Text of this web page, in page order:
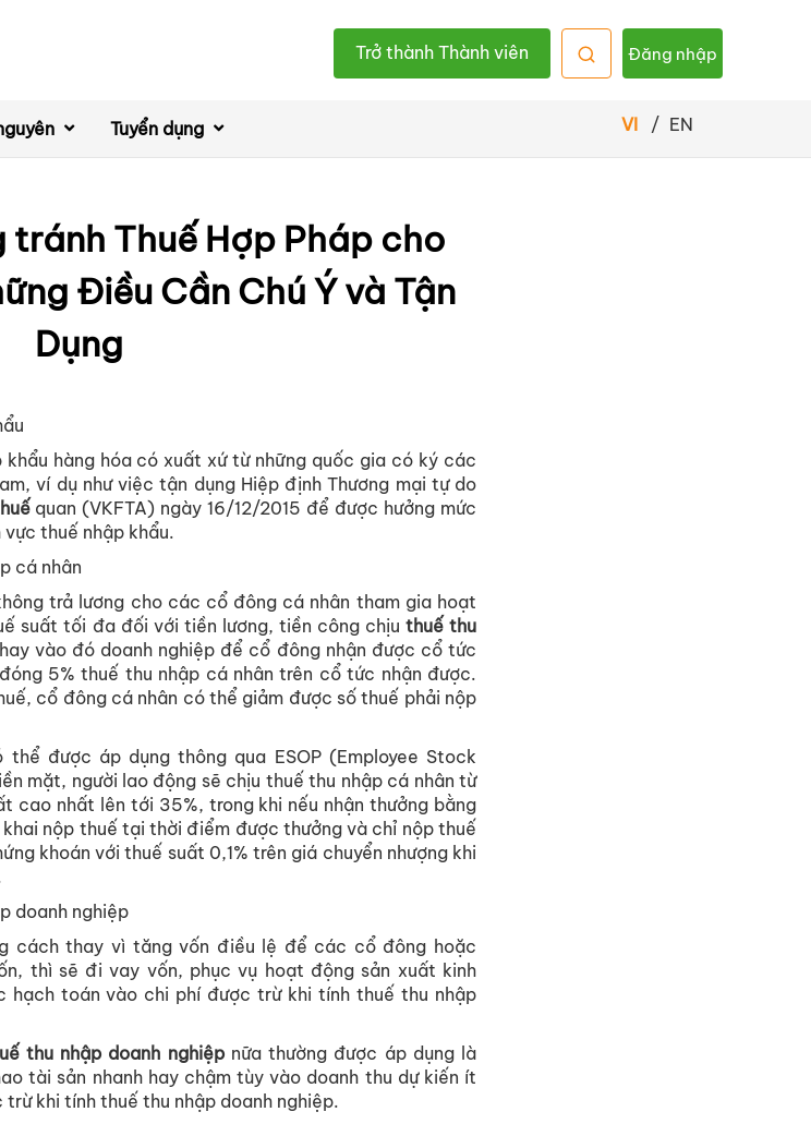
Trở thành Thành viên Đăng nhập
Tuyển dụng VI / EN
tránh Thuế Hợp Pháp cho
Điều Cần Chú Ý và Tận
Dụng
khẩu hàng hóa có xuất xứ từ những quốc gia có ký các
ví dụ như việc tận dụng Hiệp định Thương mại tự do
quan (VKFTA) ngày 16/12/2015 để được hưởng mức
vực thuế nhập khẩu.
cá nhân
trả lương cho các cổ đông cá nhân tham gia hoạt
suất tối đa đối với tiền lương, tiền công chịu thuế thu
vào đó doanh nghiệp để cổ đông nhận được cổ tức
5% thuế thu nhập cá nhân trên cổ tức nhận được.
cổ đông cá nhân có thể giảm được số thuế phải nộp
được áp dụng thông qua ESOP (Employee Stock
mặt, người lao động sẽ chịu thuế thu nhập cá nhân từ
cao nhất lên tới 35%, trong khi nếu nhận thưởng bằng
nộp thuế tại thời điểm được thưởng và chỉ nộp thuế
khoán với thuế suất 0,1% trên giá chuyển nhượng khi
doanh nghiệp
cách thay vì tăng vốn điều lệ để các cổ đông hoặc
thì sẽ đi vay vốn, phục vụ hoạt động sản xuất kinh
hạch toán vào chi phí được trừ khi tính thuế thu nhập
thu nhập doanh nghiệpnữa thường được áp dụng là
tài sản nhanh hay chậm tùy vào doanh thu dự kiến ít
khi tính thuế thu nhập doanh nghiệp.